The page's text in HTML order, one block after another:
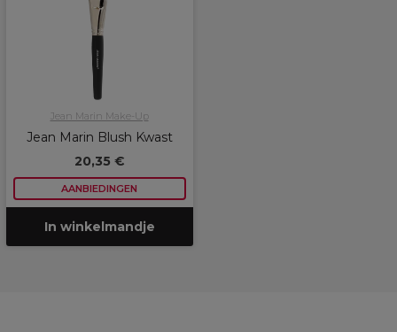
Jean Marin Make-Up
Jean Marin Blush Kwast
20,35 €
AANBIEDINGEN
In winkelmandje